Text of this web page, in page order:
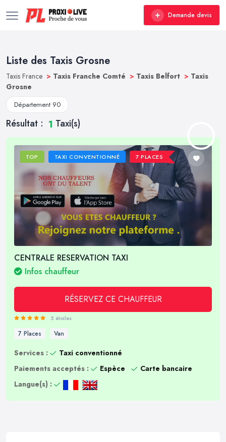
Demande devis
Liste des Taxis Grosne
Taxis France > Taxis Franche Comté > Taxis Belfort > Taxis
Grosne
Département 90
Résultat : 1 Taxi(s)
TOP TAXI CONVENTIONNÉ 7 PLACES
CENTRALE RESERVATION TAXI
Infos chauffeur
RÉSERVEZ CE CHAUFFEUR
5 étoiles
7 Places Van
Services :
Taxi conventionné
Paiements acceptés :
Espèce
Carte bancaire
Langue(s) :